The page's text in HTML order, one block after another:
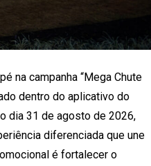
na campanha “Mega Chute
dentro do aplicativo do
dia 31 de agosto de 2026,
diferenciada que une
é fortalecer o